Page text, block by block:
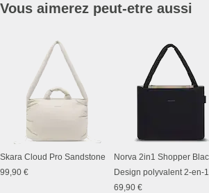
Vous aimerez peut-etre aussi
Skara Cloud Pro Sandstone
99,90 €
Design polyvalent 2-en-1
69,90 €